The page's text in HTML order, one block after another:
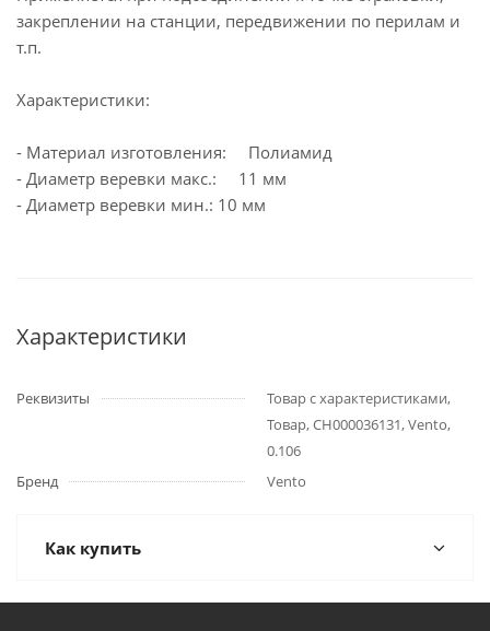
закреплении на станции, передвижении по перилам и
т.п.
Характеристики:
- Материал изготовления: Полиамид
- Диаметр веревки макс.: 11 мм
- Диаметр веревки мин.: 10 мм
Характеристики
Реквизиты
Товар с характеристиками,
Товар, СН000036131, Vento,
0.106
Бренд
Vento
Как купить